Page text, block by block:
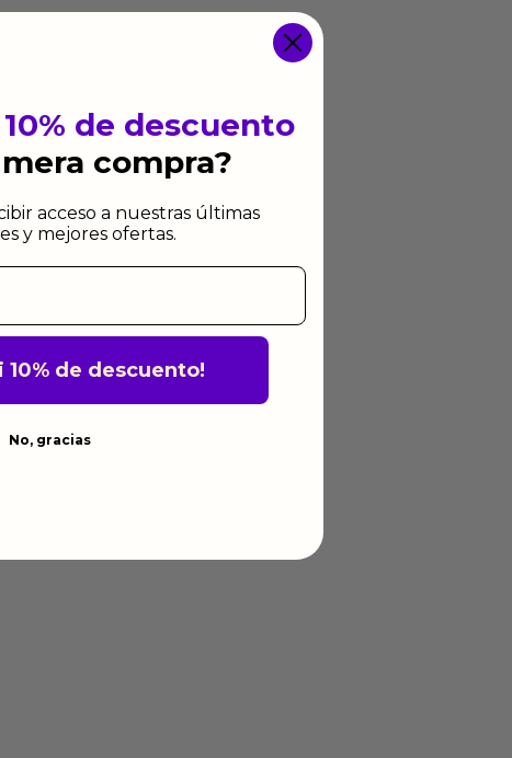
10% de descuento
compra?
acceso a nuestras últimas
y mejores ofertas.
10% de descuento!
No, gracias